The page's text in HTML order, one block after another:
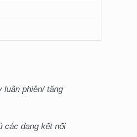
phiên/ tăng
các dạng kết nối